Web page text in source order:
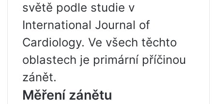
světě podle studie v
International Journal of
Cardiology. Ve všech těchto
oblastech je primární příčinou
zánět.
Měření zánětu